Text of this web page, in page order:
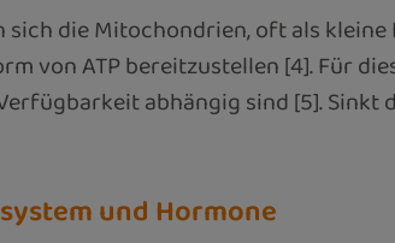
die Mitochondrien, oft als
von ATP bereitzustellen [4]. Für
abhängig sind [5].
und Hormone